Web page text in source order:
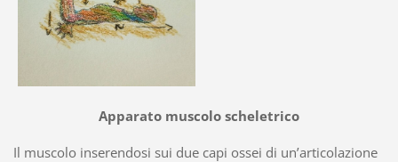
Apparato muscolo scheletrico
Il muscolo inserendosi sui due capi ossei di un’articolazione